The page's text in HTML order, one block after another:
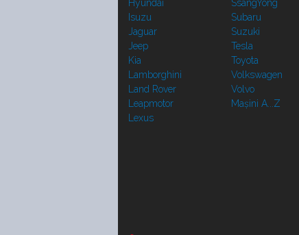
Hyundai
Isuzu
Jaguar
Jeep
Kia
Lamborghini
Land Rover
Leapmotor
Lexus
SsangYong
Subaru
Suzuki
Tesla
Toyota
Volkswagen
Volvo
Mașini A...Z